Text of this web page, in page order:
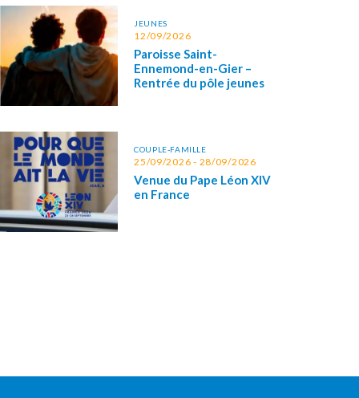
JEUNES
12/09/2026
Paroisse Saint-
Ennemond-en-Gier –
Rentrée du pôle jeunes
COUPLE-FAMILLE
25/09/2026 - 28/09/2026
Venue du Pape Léon XIV
en France